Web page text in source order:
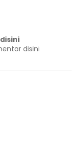
disini